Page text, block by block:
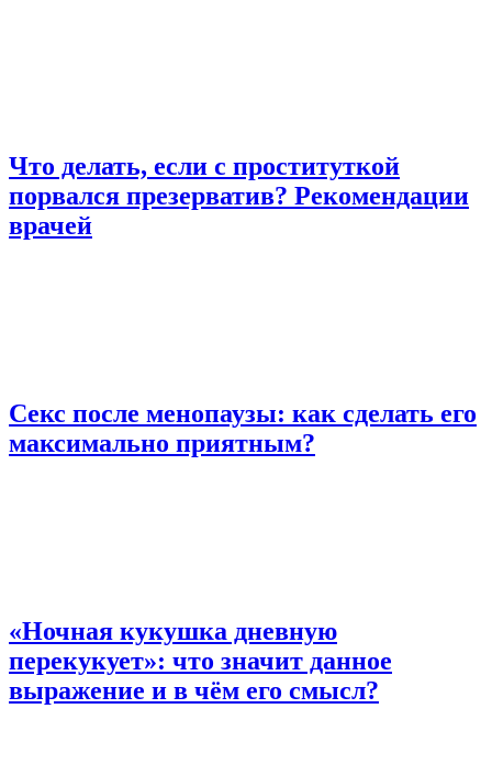
Что делать, если с проституткой
порвался презерватив? Рекомендации
врачей
Секс после менопаузы: как сделать его
максимально приятным?
«Ночная кукушка дневную
перекукует»: что значит данное
выражение и в чём его смысл?